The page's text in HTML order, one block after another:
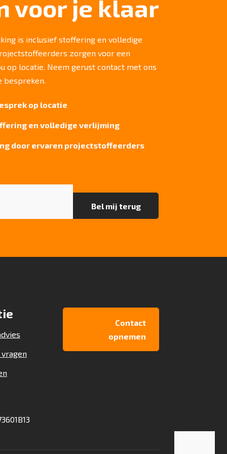
voor je klaar
is inclusief stoffering en volledige
zorgen voor een
op locatie. Neem gerust contact met ons
bespreken.
op locatie
en volledige verlijming
door ervaren projectstoffeerders
Contact
opnemen